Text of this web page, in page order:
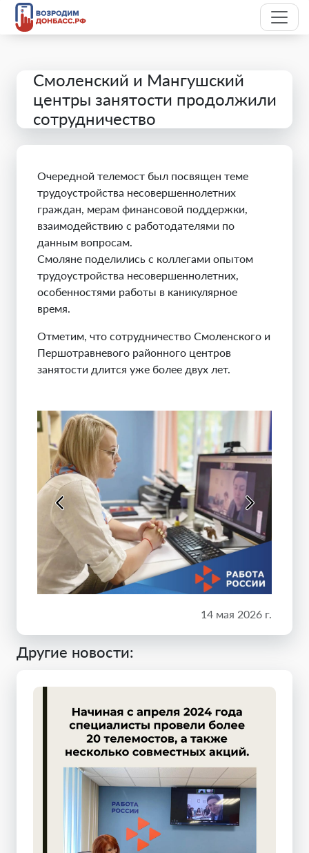
Смоленский и Мангушский
центры занятости продолжили
сотрудничество
Очередной телемост был посвящен теме
трудоустройства несовершеннолетних
граждан, мерам финансовой поддержки,
взаимодействию с работодателями по
данным вопросам.
Смоляне поделились с коллегами опытом
трудоустройства несовершеннолетних,
особенностями работы в каникулярное
время.
Отметим, что сотрудничество Смоленского и
Першотравневого районного центров
занятости длится уже более двух лет.
14 мая 2026 г.
Другие новости: